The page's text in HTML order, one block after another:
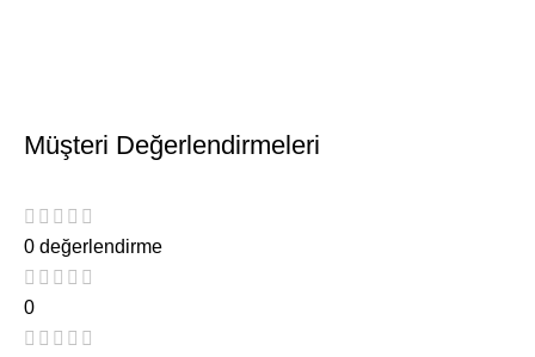
Müşteri Değerlendirmeleri
0 değerlendirme
0